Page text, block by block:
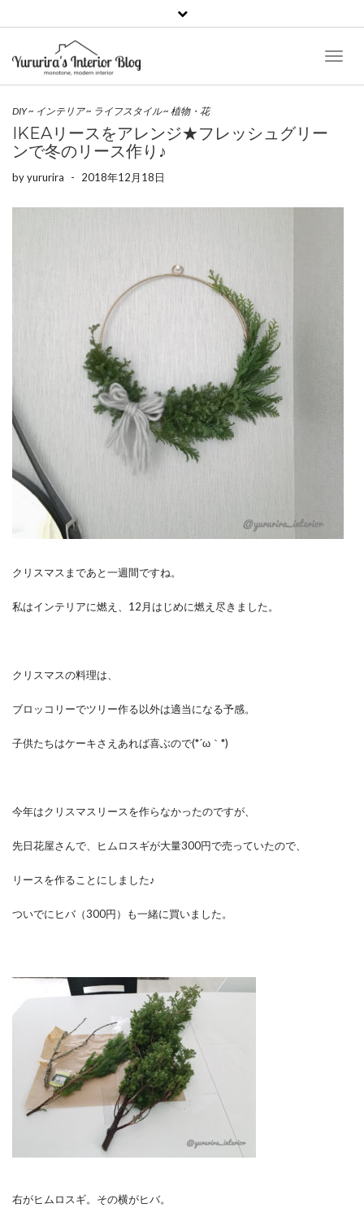
DIY~ インテリア~ ライフスタイル~ 植物・花
IKEAリースをアレンジ★フレッシュグリー
ンで冬のリース作り♪
byyururira - 2018年12月18日
クリスマスまであと一週間ですね。
私はインテリアに燃え、12月はじめに燃え尽きました。
クリスマスの料理は、
ブロッコリーでツリー作る以外は適当になる予感。
子供たちはケーキさえあれば喜ぶので(*´ω｀*)
今年はクリスマスリースを作らなかったのですが、
先日花屋さんで、ヒムロスギが大量300円で売っていたので、
リースを作ることにしました♪
ついでにヒバ（300円）も一緒に買いました。
右がヒムロスギ。その横がヒバ。